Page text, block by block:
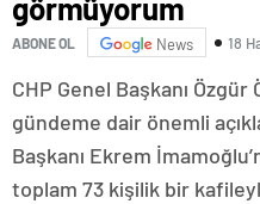
görmüyorum
ABONE OL News 18
CHP Genel Başkanı Özgür
gündeme dair önemli
Başkanı Ekrem
toplam 73 kişilik bir